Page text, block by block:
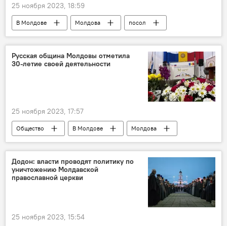
25 ноября 2023, 18:59
В Молдове Молдова посол
Русская община Молдовы отметила
30-летие своей деятельности
25 ноября 2023, 17:57
Общество В Молдове
Молдова
Олег Васнецов
Русская община
Додон: власти проводят политику по
уничтожению Молдавской
православной церкви
25 ноября 2023, 15:54